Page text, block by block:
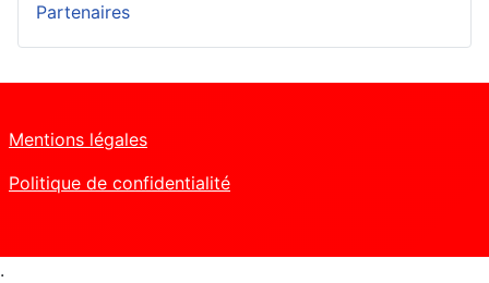
Partenaires
Mentions légales
Politique de confidentialité
.